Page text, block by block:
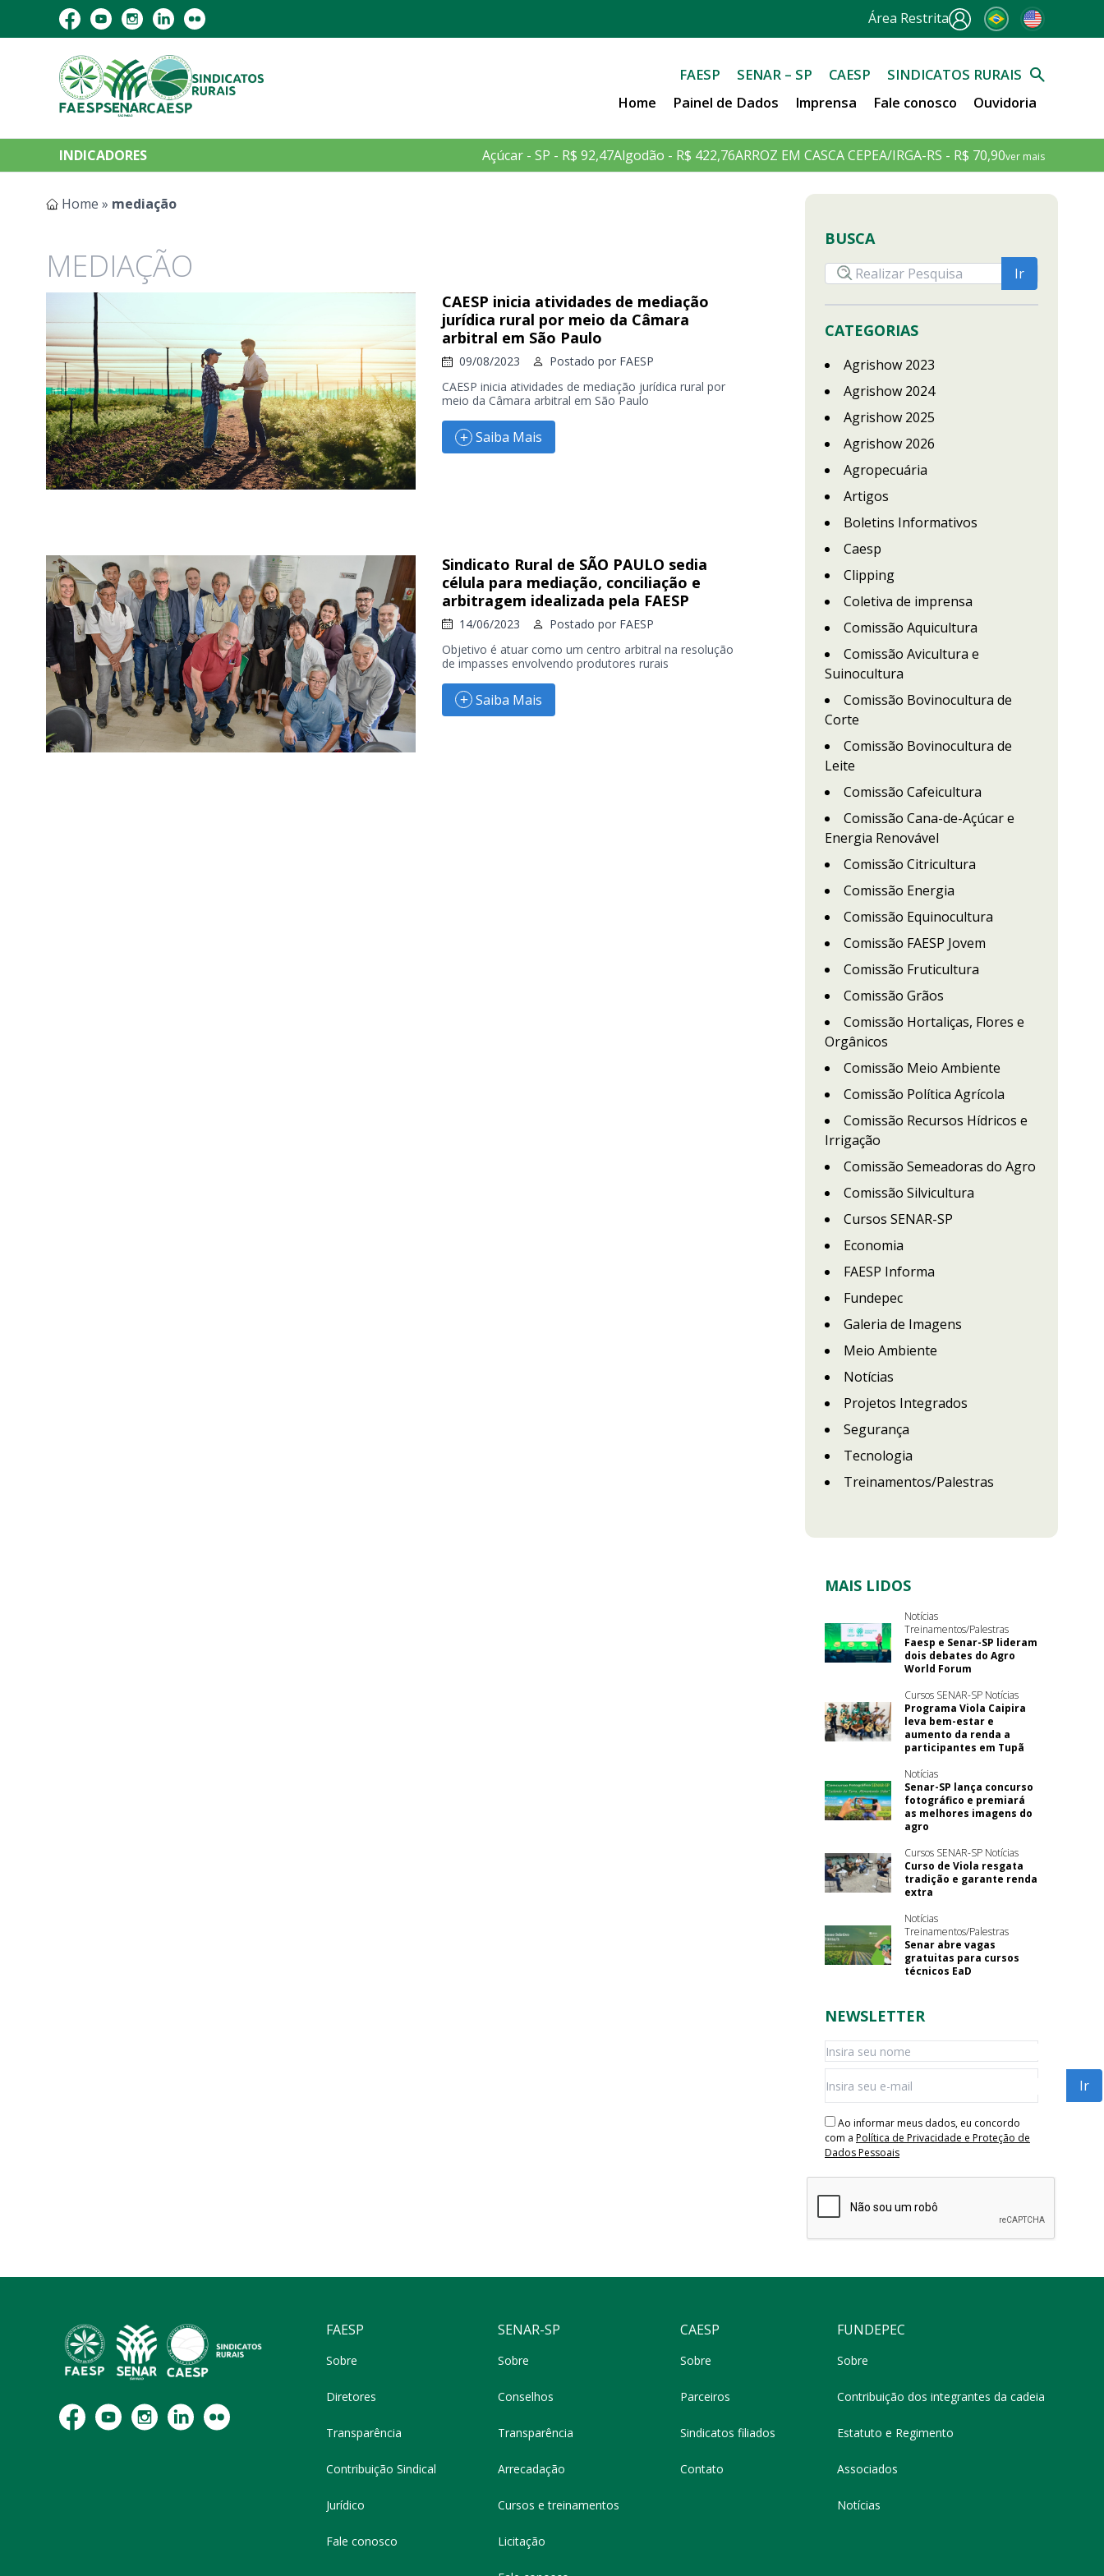
Área Restrita
FAESP SENAR – SP CAESP
SINDICATOS RURAIS
Home
Painel de Dados Imprensa Fale conosco Ouvidoria
INDICADORES Açúcar - SP - R$ 92,47Algodão - R$ 422,76ARROZ EM CASCA CEPEA/IRGA-RS - R$ 70,90ver mais
Home » mediação
MEDIAÇÃO
CAESP inicia atividades de mediação
jurídica rural por meio da Câmara
arbitral em São Paulo
09/08/2023 Postado por FAESP
CAESP inicia atividades de mediação jurídica rural por
meio da Câmara arbitral em São Paulo
Saiba Mais
Sindicato Rural de SÃO PAULO sedia
célula para mediação, conciliação e
arbitragem idealizada pela FAESP
14/06/2023 Postado por FAESP
Objetivo é atuar como um centro arbitral na resolução
de impasses envolvendo produtores rurais
Saiba Mais
BUSCA
CATEGORIAS
Agrishow 2023
Agrishow 2024
Agrishow 2025
Agrishow 2026
Agropecuária
Artigos
Boletins Informativos
Caesp
Clipping
Coletiva de imprensa
Comissão Aquicultura
Comissão Avicultura e
Suinocultura
Comissão Bovinocultura de
Corte
Comissão Bovinocultura de
Leite
Comissão Cafeicultura
Comissão Cana-de-Açúcar e
Energia Renovável
Comissão Citricultura
Comissão Energia
Comissão Equinocultura
Comissão FAESP Jovem
Comissão Fruticultura
Comissão Grãos
Comissão Hortaliças, Flores e
Orgânicos
Comissão Meio Ambiente
Comissão Política Agrícola
Comissão Recursos Hídricos e
Irrigação
Comissão Semeadoras do Agro
Comissão Silvicultura
Cursos SENAR-SP
Economia
FAESP Informa
Fundepec
Galeria de Imagens
Meio Ambiente
Notícias
Projetos Integrados
Segurança
Tecnologia
Treinamentos/Palestras
MAIS LIDOS
Notícias
Treinamentos/Palestras
Faesp e Senar-SP lideram
dois debates do Agro
World Forum
Cursos SENAR-SP Notícias
Programa Viola Caipira
leva bem-estar e
aumento da renda a
participantes em Tupã
Notícias
Senar-SP lança concurso
fotográfico e premiará
as melhores imagens do
agro
Cursos SENAR-SP Notícias
Curso de Viola resgata
tradição e garante renda
extra
Notícias
Treinamentos/Palestras
Senar abre vagas
gratuitas para cursos
técnicos EaD
NEWSLETTER
Ao informar meus dados, eu concordo
com a Política de Privacidade e Proteção de
Dados Pessoais
FAESP
Sobre
Diretores
Transparência
Contribuição Sindical
Jurídico
Fale conosco
SENAR-SP
Sobre
Conselhos
Transparência
Arrecadação
Cursos e treinamentos
Licitação
CAESP
Sobre
Parceiros
Sindicatos filiados
Contato
FUNDEPEC
Sobre
Contribuição dos integrantes da cadeia
Estatuto e Regimento
Associados
Notícias